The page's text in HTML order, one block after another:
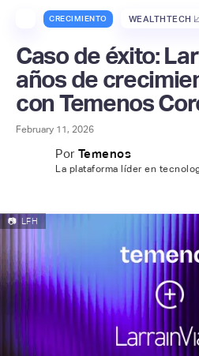
CRECIMIENTO WEALTHTECH
Caso de éxito:
años de
con Temenos
February 11, 2026
Por Temenos
La plataforma líder en
📷 LFH